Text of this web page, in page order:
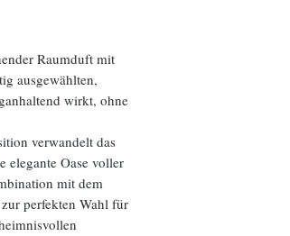
Raumduft mit
ausgewählten,
wirkt, ohne
verwandelt das
elegante Oase voller
mit dem
perfekten Wahl für